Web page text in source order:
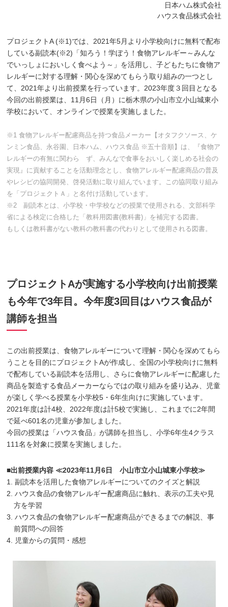
日本ハム株式会社
ハウス食品株式会社
プロジェクトA (※1)では、2021年5月より小学校向けに無料で配布
している副読本(※2)「知ろう！学ぼう！食物アレルギー～みんな
でいっしょにおいしく食べよう～」を活用し、子どもたちに食物ア
レルギーに対する理解・関心を深めてもらう取り組みの一つとし
て、2021年より出前授業を行っています。2023年度３回目となる
今回の出前授業は、11月6日（月）に栃木県の小山市立小山城東小
学校において、オンラインで授業を実施しました。
※1 食物アレルギー配慮商品を持つ食品メーカー【オタフクソース、ケ
ンミン食品、永谷園、日本ハム、ハウス食品 ※五十音順】は、『食物ア
レルギーの有無に関わら ず、みんなで食事をおいしく楽しめる社会の
実現』に貢献することを活動理念とし、食物アレルギー配慮商品の普及
やレシピの協同開発、啓発活動に取り組んでいます。この協同取り組み
を「プロジェクトＡ」と名付け活動しています。
※2 副読本とは、小学校・中学校などの授業で使用される、文部科学
省による検定に合格した「教科用図書(教科書)」を補完する図書。
もしくは教科書がない教科の教科書の代わりとして使用される図書。
プロジェクトAが実施する小学校向け出前授業
も今年で3年目。今年度3回目はハウス食品が
講師を担当
この出前授業は、食物アレルギーについて理解・関心を深めてもら
うことを目的にプロジェクトAが作成し、全国の小学校向けに無料
で配布している副読本を活用し、さらに食物アレルギーに配慮した
商品を製造する食品メーカーならではの取り組みを盛り込み、児童
が楽しく学べる授業を小学校5・6年生向けに実施しています。
2021年度は計4校、2022年度は計5校で実施し、これまでに2年間
で延べ601名の児童が参加しました。
今回の授業は「ハウス食品」が講師を担当し、小学6年生4クラス
111名を対象に授業を実施しました。
■出前授業内容 ≪2023年11月6日 小山市立小山城東小学校≫
1. 副読本を活用した食物アレルギーについてのクイズと解説
2. ハウス食品の食物アレルギー配慮商品に触れ、表示の工夫や見
方を学習
3. ハウス食品の食物アレルギー配慮商品ができるまでの解説、事
前質問への回答
4. 児童からの質問・感想